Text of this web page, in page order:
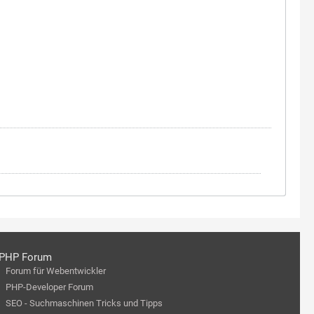
Forum
Forum für Webentwickler
PHP-Developer Forum
SEO - Suchmaschinen Tricks und Tipps